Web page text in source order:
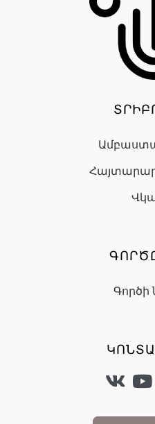
Գործի